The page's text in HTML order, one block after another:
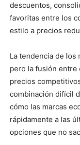
descuentos,
favoritas entre los
estilo a precios
La tendencia de los
pero la fusión entre
precios
combinación difícil
cómo las marcas
rápidamente a las
opciones que no